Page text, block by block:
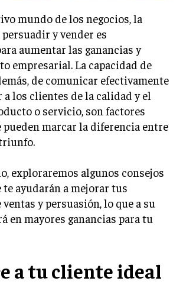
DE MARKETING
DE ENLACES
mundo de los negocios, la
y vender es
aumentar las ganancias y
empresarial. La capacidad de
de comunicar efectivamente
a los clientes de la calidad y el
o servicio, son factores
pueden marcar la diferencia entre
exploraremos algunos consejos
te ayudarán a mejorar tus
y persuasión, lo que a su
en mayores ganancias para tu
a tu cliente ideal